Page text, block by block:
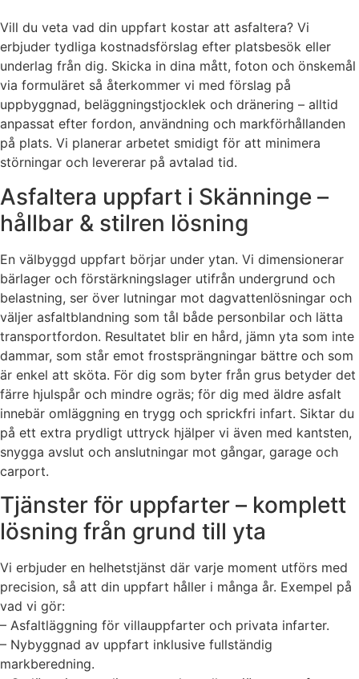
Vill du veta vad din uppfart kostar att asfaltera? Vi
erbjuder tydliga kostnadsförslag efter platsbesök eller
underlag från dig. Skicka in dina mått, foton och önskemål
via formuläret så återkommer vi med förslag på
uppbyggnad, beläggningstjocklek och dränering – alltid
anpassat efter fordon, användning och markförhållanden
på plats. Vi planerar arbetet smidigt för att minimera
störningar och levererar på avtalad tid.
Asfaltera uppfart i Skänninge –
hållbar & stilren lösning
En välbyggd uppfart börjar under ytan. Vi dimensionerar
bärlager och förstärkningslager utifrån undergrund och
belastning, ser över lutningar mot dagvattenlösningar och
väljer asfaltblandning som tål både personbilar och lätta
transportfordon. Resultatet blir en hård, jämn yta som inte
dammar, som står emot frostsprängningar bättre och som
är enkel att sköta. För dig som byter från grus betyder det
färre hjulspår och mindre ogräs; för dig med äldre asfalt
innebär omläggning en trygg och sprickfri infart. Siktar du
på ett extra prydligt uttryck hjälper vi även med kantsten,
snygga avslut och anslutningar mot gångar, garage och
carport.
Tjänster för uppfarter – komplett
lösning från grund till yta
Vi erbjuder en helhetstjänst där varje moment utförs med
precision, så att din uppfart håller i många år. Exempel på
vad vi gör:
– Asfaltläggning för villauppfarter och privata infarter.
– Nybyggnad av uppfart inklusive fullständig
markberedning.